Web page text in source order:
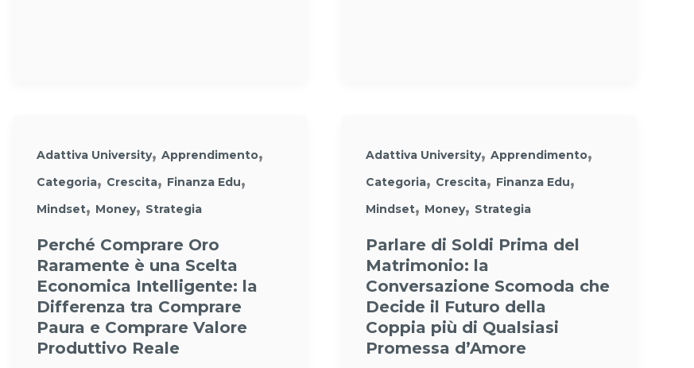
Adattiva University,Apprendimento,
Categoria, Crescita, Finanza Edu,
Mindset, Money, Strategia
Perché Comprare Oro
Raramente è una Scelta
Economica Intelligente: la
Differenza tra Comprare
Paura e Comprare Valore
Produttivo Reale
Adattiva University,Apprendimento,
Categoria, Crescita, Finanza Edu,
Mindset, Money, Strategia
Parlare di Soldi Prima del
Matrimonio: la
Conversazione Scomoda che
Decide il Futuro della
Coppia più di Qualsiasi
Promessa d’Amore